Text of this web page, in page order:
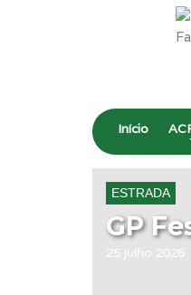
Início
ESTRADA
GP
25 julho 2026